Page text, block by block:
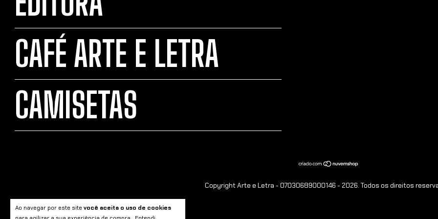
Ao navegar por este site você aceita o uso de cookies
CAFÉ ARTE E LETRA
CAMISETAS
Copyright Arte e Letra - 07030689000146 - 2026. Todos os direitos